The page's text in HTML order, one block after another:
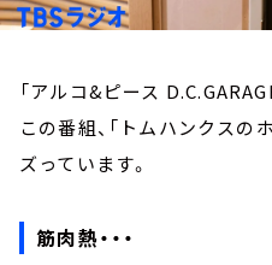
「アルコ&ピース
この番組、「トムハンクスの
ズっています。
筋肉熱・・・